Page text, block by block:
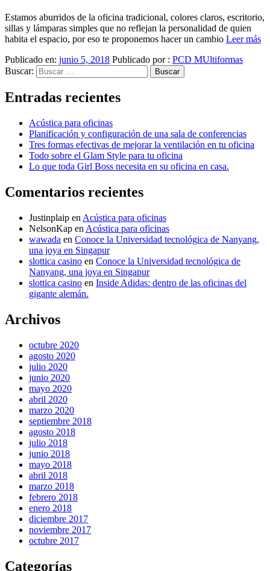
Estamos aburridos de la oficina tradicional, colores claros, escritorio,
sillas y lámparas simples que no reflejan la personalidad de quien
habita el espacio, por eso te proponemos hacer un cambio Leer más
Publicado en: junio 5, 2018 Publicado por : PCD MUltiformas
Buscar:
Entradas recientes
Acústica para oficinas
Planificación y configuración de una sala de conferencias
Tres formas efectivas de mejorar la ventilación en tu oficina
Todo sobre el Glam Style para tu oficina
Lo que toda Girl Boss necesita en su oficina en casa.
Comentarios recientes
Justinplaip en Acústica para oficinas
NelsonKap en Acústica para oficinas
wawada en Conoce la Universidad tecnológica de Nanyang,
una joya en Singapur
slottica casino en Conoce la Universidad tecnológica de
Nanyang, una joya en Singapur
slottica casino en Inside Adidas: dentro de las oficinas del
gigante alemán.
Archivos
octubre 2020
agosto 2020
julio 2020
junio 2020
mayo 2020
abril 2020
marzo 2020
septiembre 2018
agosto 2018
julio 2018
junio 2018
mayo 2018
abril 2018
marzo 2018
febrero 2018
enero 2018
diciembre 2017
noviembre 2017
octubre 2017
Categorías